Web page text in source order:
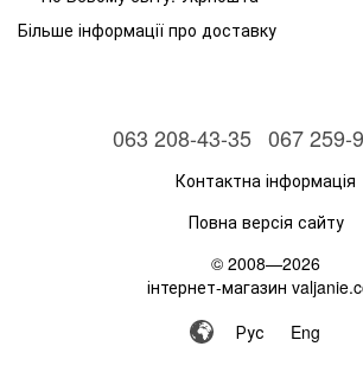
Більше інформації про доставку
063 208-43-35 067 259-
Контактна інформація
Повна версія сайту
© 2008—2026
інтернет-магазин
Рус
Eng